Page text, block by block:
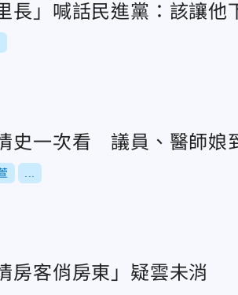
長」喊話民進黨：該讓他
史一次看 議員、醫師娘
客俏房東」疑雲未消